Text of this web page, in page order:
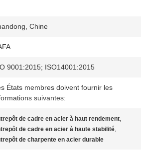
Chine
9001:2015; ISO14001:2015
États membres doivent fournir les
suivantes:
de cadre en acier à haut rendement,
de cadre en acier à haute stabilité,
de charpente en acier durable